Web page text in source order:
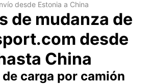
desde Estonia a China
de mudanza de
desde
China
carga por camión